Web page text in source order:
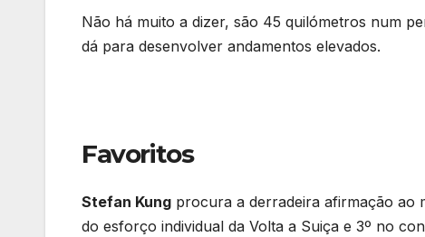
Não há muito a dizer, são 45 quilómetros num
dá para desenvolver andamentos elevados.
Favoritos
Stefan Kung procura a derradeira afirmação ao
do esforço individual da Volta a Suiça e 3º no